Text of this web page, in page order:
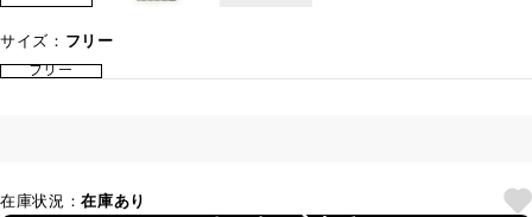
サイズ： フリー
フリー
在庫状況：在庫あり